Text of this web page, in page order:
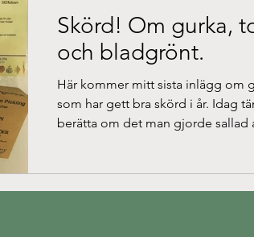
Skörd! Om gurka,
och bladgrönt.
Här kommer mitt sista inlägg om
som har gett bra skörd i år. Idag
berätta om det man gjorde sallad